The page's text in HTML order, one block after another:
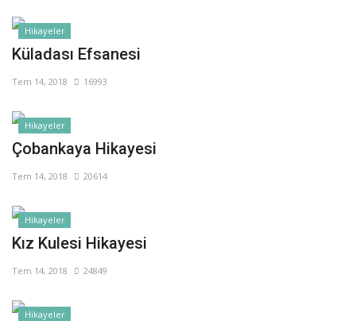
Hikayeler
Küladası Efsanesi
Tem 14, 2018 16993
Hikayeler
Çobankaya Hikayesi
Tem 14, 2018 20614
Hikayeler
Kız Kulesi Hikayesi
Tem 14, 2018 24849
Hikayeler